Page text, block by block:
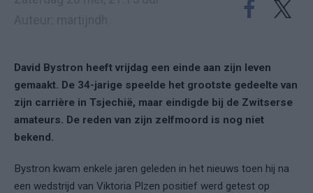
David Bystron heeft vrijdag een einde aan zijn leven
gemaakt. De 34-jarige speelde het grootste gedeelte van
zijn carrière in Tsjechië, maar eindigde bij de Zwitserse
amateurs. De reden van zijn zelfmoord is nog niet
bekend.
Bystron kwam enkele jaren geleden in het nieuws toen hij na
een wedstrijd van Viktoria Plzen positief werd getest op